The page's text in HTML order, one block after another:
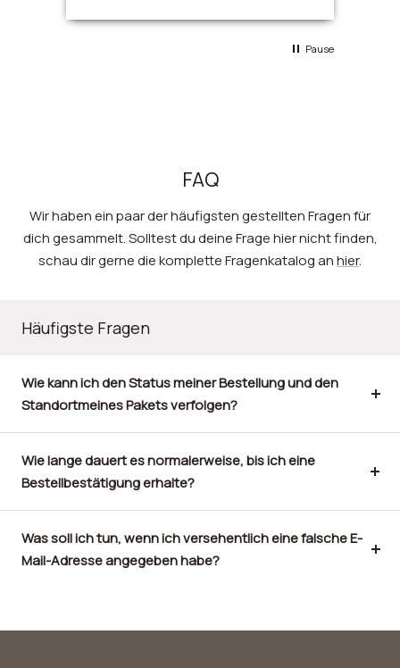
Pause
FAQ
Wir haben ein paar der häufigsten gestellten Fragen für
dich gesammelt. Solltest du deine Frage hier nicht finden,
schau dir gerne die komplette Fragenkatalog anhier.
Häufigste Fragen
Wie kann ich den Status meiner Bestellung und den
Standortmeines Pakets verfolgen?
Wie lange dauert es normalerweise, bis ich eine
Bestellbestätigung erhalte?
Was soll ich tun, wenn ich versehentlich eine falsche E-
Mail-Adresse angegeben habe?